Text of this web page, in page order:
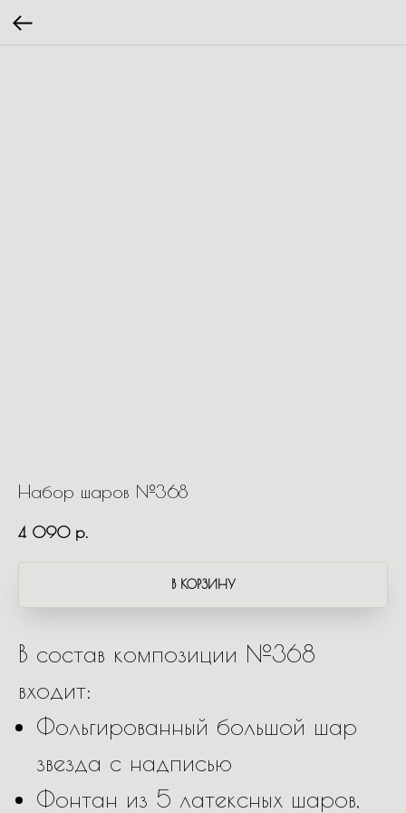
Набор шаров №368
4 090 р.
В КОРЗИНУ
В состав композиции №368
входит:
Фольгированный большой шар
звезда с надписью
Фонтан из 5 латексных шаров,